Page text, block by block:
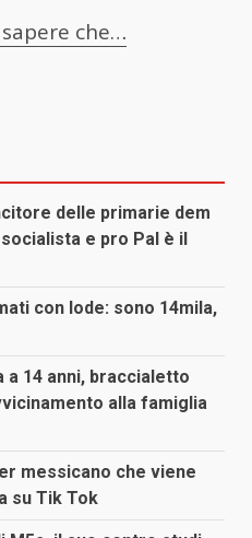
che…
delle primarie dem
e pro Pal è il
con lode: sono 14mila,
a 14 anni, braccialetto
alla famiglia
messicano che viene
su Tik Tok